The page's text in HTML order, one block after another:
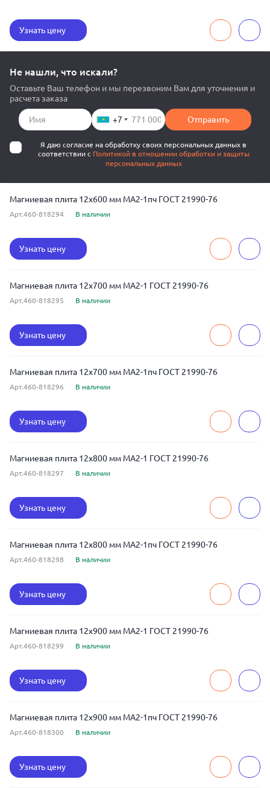
Узнать цену
Не нашли, что искали?
Оставьте Ваш телефон и мы перезвоним Вам для уточнения и
расчета заказа
+7 Отправить
Я даю согласие на обработку своих персональных данных в
соответствии с Политикой в отношении обработки и защиты
персональных данных
Магниевая плита 12x600 мм МА2-1пч ГОСТ 21990-76
Арт.460-818294 В наличии
Узнать цену
Магниевая плита 12x700 мм МА2-1 ГОСТ 21990-76
Арт.460-818295 В наличии
Узнать цену
Магниевая плита 12x700 мм МА2-1пч ГОСТ 21990-76
Арт.460-818296 В наличии
Узнать цену
Магниевая плита 12x800 мм МА2-1 ГОСТ 21990-76
Арт.460-818297 В наличии
Узнать цену
Магниевая плита 12x800 мм МА2-1пч ГОСТ 21990-76
Арт.460-818298 В наличии
Узнать цену
Магниевая плита 12x900 мм МА2-1 ГОСТ 21990-76
Арт.460-818299 В наличии
Узнать цену
Магниевая плита 12x900 мм МА2-1пч ГОСТ 21990-76
Арт.460-818300 В наличии
Узнать цену